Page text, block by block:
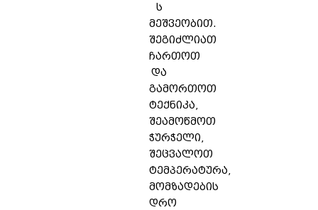
ს
მეშვეობით.
შეგიძლიათ
ჩართოთ
და
გამორთოთ
ტექნიკა,
შეამოწმოთ
ჭურჭელი,
შეცვალოთ
ტემპერატურა,
მომზადების
დრო